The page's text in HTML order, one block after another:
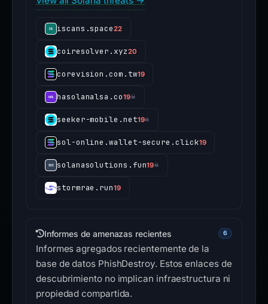
iscans.space22
coiresolver.xyz20
corevision.com.tw19
hasolanalsa.co19☠
seeker-mobile.net19☠
sol-online.wallet-secure.click19
solanasolutions.fun19☠
stormrae.run19
Informes de amenazas recientes 6
Informes agregados recientemente de la
base de datos PhishDestroy. Estos enlaces de
descubrimiento no implican infraestructura ni
propiedad compartida.